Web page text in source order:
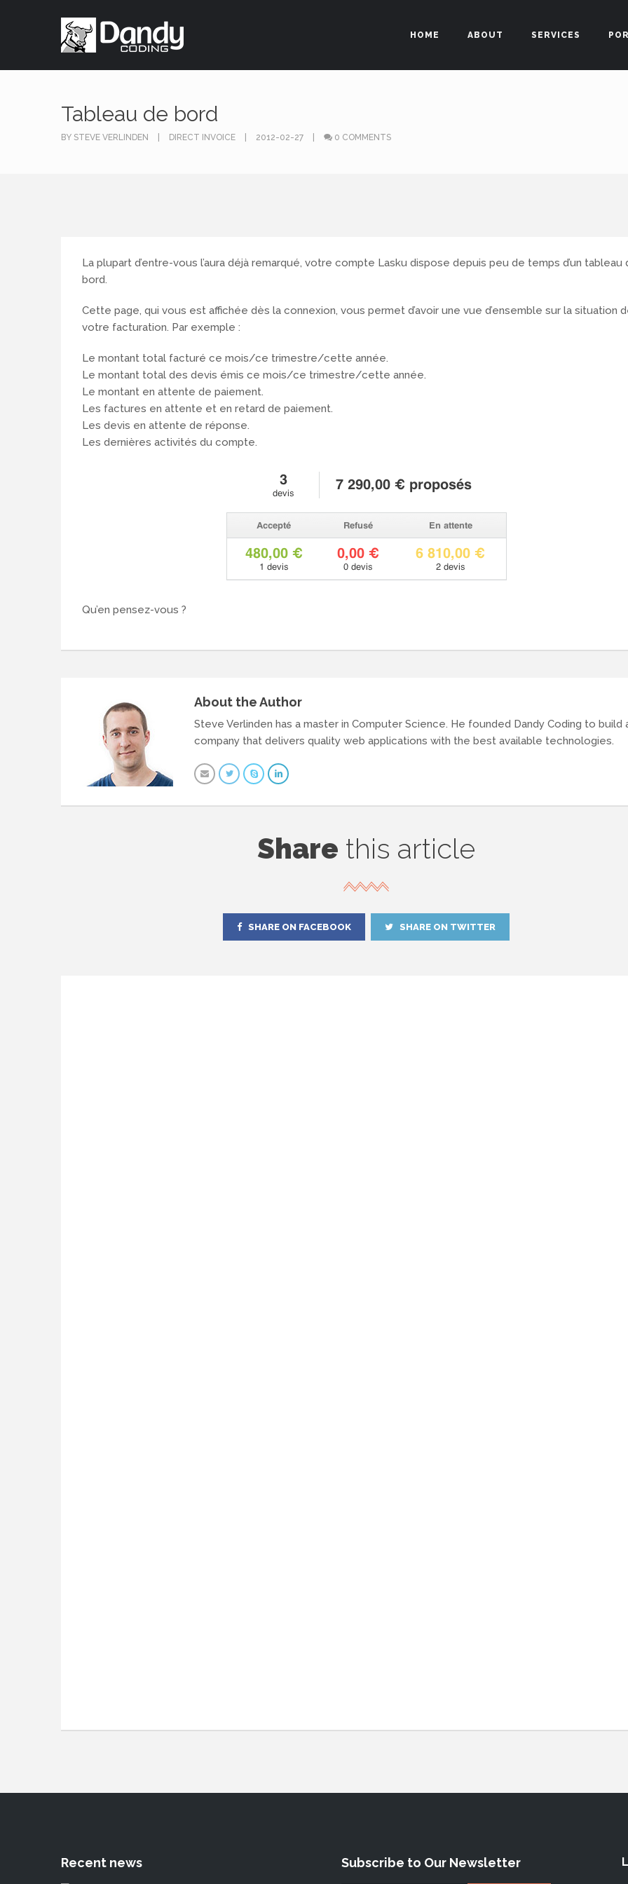
HOME ABOUT SERVICES
Tableau de bord
BY STEVE VERLINDEN DIRECT INVOICE 2012-02-27 0 COMMENTS
La plupart d’entre-vous l’aura déjà remarqué, votre compte Lasku dispose depuis peu de temps d’un tableau
bord.
Cette page, qui vous est affichée dès la connexion, vous permet d’avoir une vue d’ensemble sur la situation
votre facturation. Par exemple :
Le montant total facturé ce mois/ce trimestre/cette année.
Le montant total des devis émis ce mois/ce trimestre/cette année.
Le montant en attente de paiement.
Les factures en attente et en retard de paiement.
Les devis en attente de réponse.
Les dernières activités du compte.
Qu’en pensez-vous ?
About the Author
Steve Verlinden has a master in Computer Science. He founded Dandy Coding to build
company that delivers quality web applications with the best available technologies.
Share this article
SHARE ON FACEBOOK SHARE ON TWITTER
Recent news Subscribe to Our Newsletter